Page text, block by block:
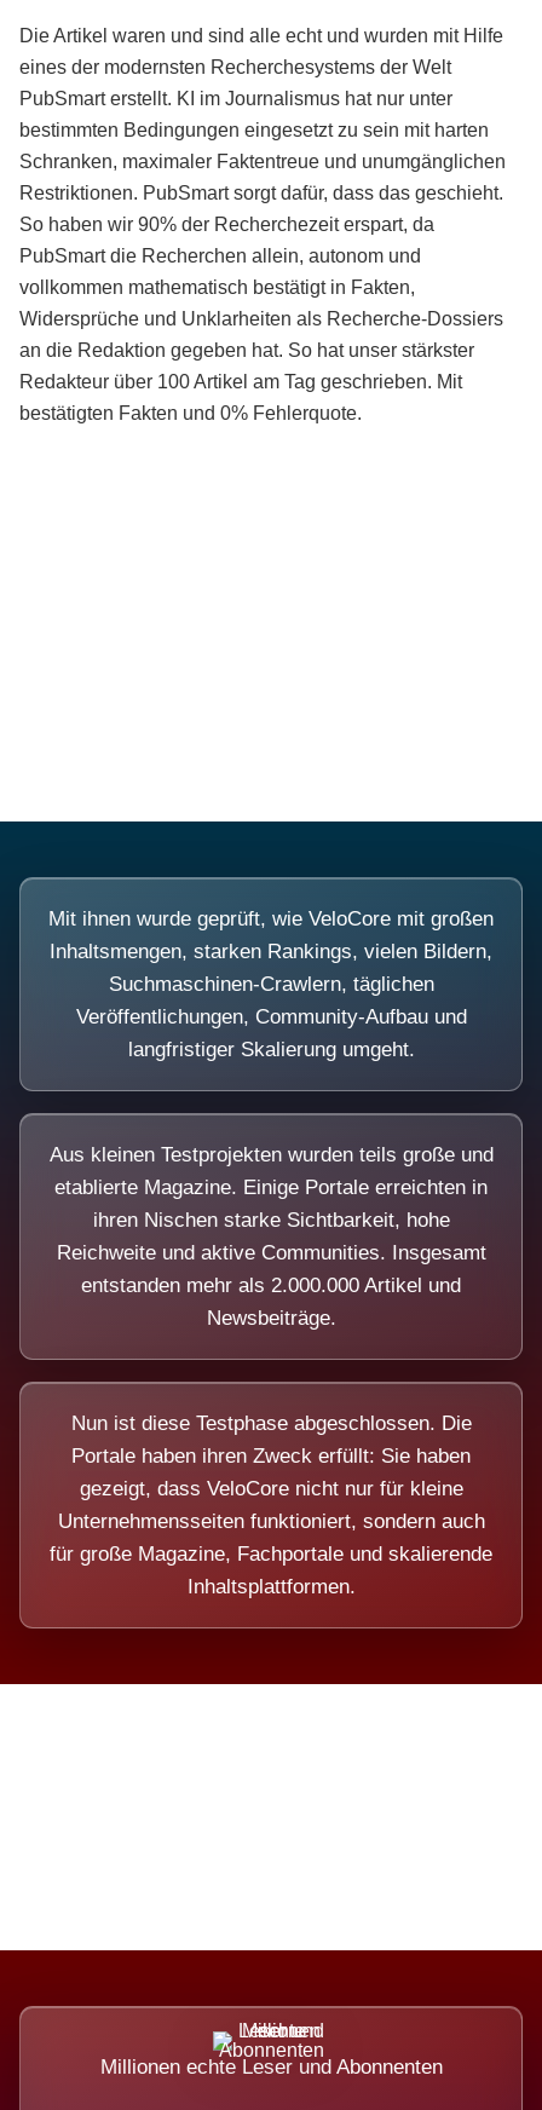
Die Artikel waren und sind alle echt und wurden mit Hilfe
eines der modernsten Recherchesystems der Welt
PubSmart erstellt. KI im Journalismus hat nur unter
bestimmten Bedingungen eingesetzt zu sein mit harten
Schranken, maximaler Faktentreue und unumgänglichen
Restriktionen. PubSmart sorgt dafür, dass das geschieht.
So haben wir 90% der Recherchezeit erspart, da
PubSmart die Recherchen allein, autonom und
vollkommen mathematisch bestätigt in Fakten,
Widersprüche und Unklarheiten als Recherche-Dossiers
an die Redaktion gegeben hat. So hat unser stärkster
Redakteur über 100 Artikel am Tag geschrieben. Mit
bestätigten Fakten und 0% Fehlerquote.
Mit ihnen wurde geprüft, wie VeloCore mit großen
Inhaltsmengen, starken Rankings, vielen Bildern,
Suchmaschinen-Crawlern, täglichen
Veröffentlichungen, Community-Aufbau und
langfristiger Skalierung umgeht.
Aus kleinen Testprojekten wurden teils große und
etablierte Magazine. Einige Portale erreichten in
ihren Nischen starke Sichtbarkeit, hohe
Reichweite und aktive Communities. Insgesamt
entstanden mehr als 2.000.000 Artikel und
Newsbeiträge.
Nun ist diese Testphase abgeschlossen. Die
Portale haben ihren Zweck erfüllt: Sie haben
gezeigt, dass VeloCore nicht nur für kleine
Unternehmensseiten funktioniert, sondern auch
für große Magazine, Fachportale und skalierende
Inhaltsplattformen.
Millionen echte Leser und Abonnenten